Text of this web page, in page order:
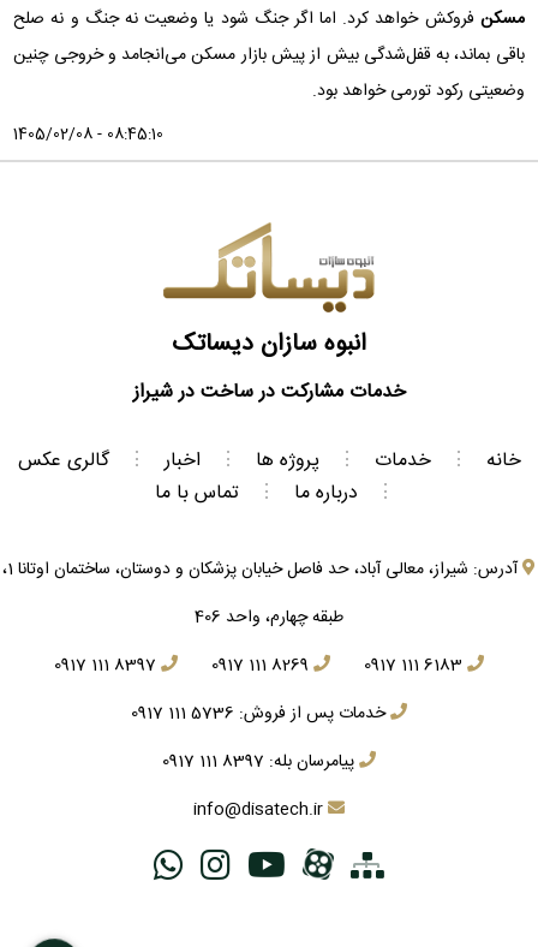
مسکن فروکش خواهد کرد. اما اگر جنگ شود یا وضعیت نه جنگ و نه صلح
باقی بماند، به قفل‌شدگی بیش از پیش بازار مسکن می‌انجامد و خروجی چنین
وضعیتی رکود تورمی خواهد بود.
1405/02/08 - 08:45:10
انبوه سازان دیساتک
خدمات مشارکت در ساخت در شیراز
خانه ⋮ خدمات ⋮ پروژه ها ⋮ اخبار ⋮
گالری عکس
⋮
درباره ما ⋮ تماس با ما
آدرس: شیراز، معالی آباد، حد فاصل خیابان پزشکان و دوستان، ساختمان اوتانا 1،
طبقه چهارم، واحد 406
0917 111 6183
0917 111 8269
0917 111 8397
خدمات پس از فروش: 0917 111 5736
پیامرسان بله: 0917 111 8397
info@disatech.ir